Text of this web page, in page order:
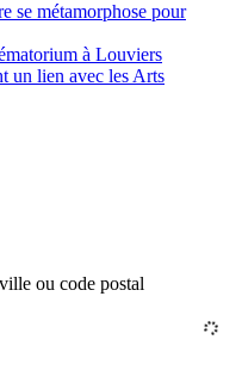
se métamorphose pour
à Louviers
un lien avec les Arts
ou code postal